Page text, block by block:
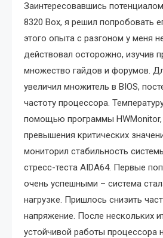
Заинтересовавшись
8320 Box, я решил попробовать
этого опыта с разгоном у меня
действовал осторожно, изучив
множество гайдов и форумов.
увеличил множитель в BIOS,
частоту процессора.
помощью программы HWMonitor,
превышения критических
мониторил стабильность
стресс-теста AIDA64. Первые
очень успешными – система
нагрузке. Пришлось снизить
напряжение. После нескольких
устойчивой работы процессора